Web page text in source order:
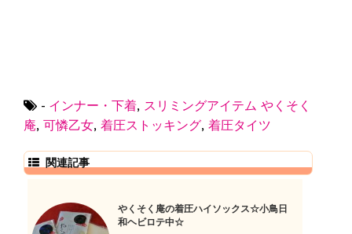
- インナー・下着, スリミングアイテム やくそく
庵, 可憐乙女, 着圧ストッキング, 着圧タイツ
関連記事
やくそく庵の着圧ハイソックス☆小鳥日
和ヘビロテ中☆